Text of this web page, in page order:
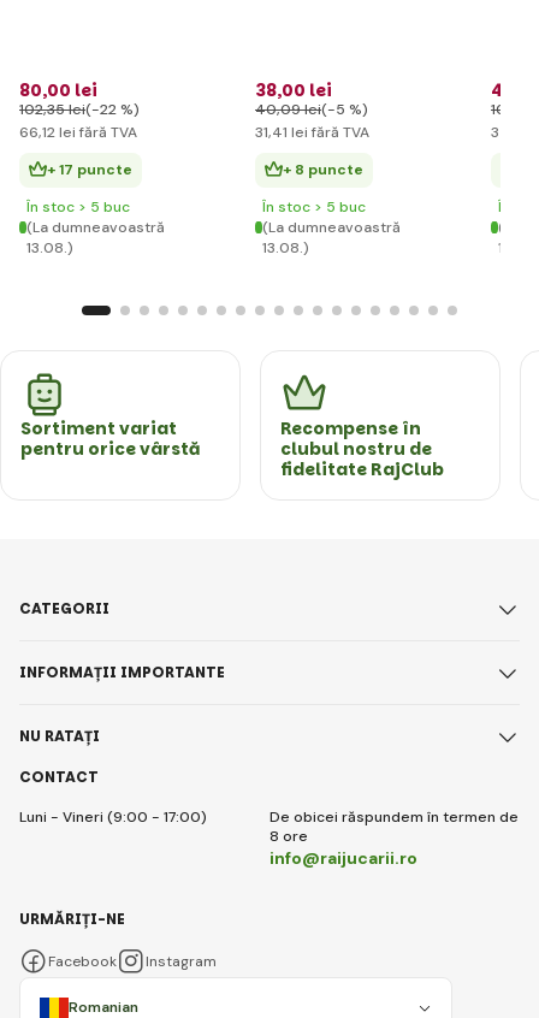
80,00 lei
102,35 lei(-22 %)
66,12 lei fără TVA
+ 17 puncte
În stoc > 5 buc
(La dumneavoastră
13.08.)
38,00 lei
40,09 lei(-5 %)
31,41 lei fără TVA
+ 8 puncte
În stoc > 5 buc
(La dumneavoastră
13.08.)
42
102
35
În
(La
Sortiment variat
pentru orice vârstă
Recompense în
clubul nostru de
fidelitate RajClub
CONTACT
Luni - Vineri (9:00 - 17:00)
De obicei răspundem în termen de
8 ore
info@raijucarii.ro
CATEGORII
INFORMAȚII IMPORTANTE
NU RATAȚI
Romanian
URMĂRIȚI-NE
Facebook Instagram